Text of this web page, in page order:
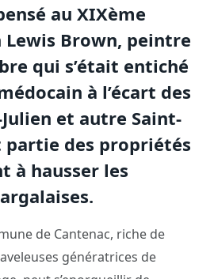
au XIXème
Lewis Brown, peintre
qui s’était entiché
à l’écart des
et autre Saint-
partie des propriétés
à hausser les
de Cantenac, riche de
génératrices de